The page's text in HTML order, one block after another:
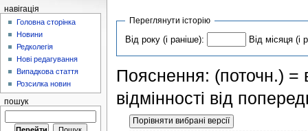
Переглянути історію
Від року (і раніше): Від місяця (і
Пояснення: (поточн.) =
відмінності від
навігація
Головна сторінка
Новини
Редколегія
Нові редагування
Випадкова стаття
Розсилка новин
пошук